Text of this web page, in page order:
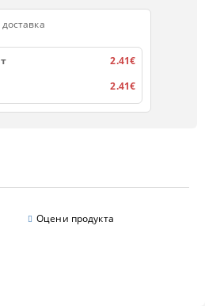
Оцени продукта
2.41€
2.41€